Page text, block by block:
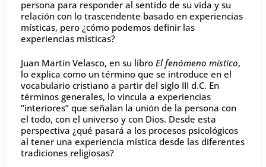
persona para responder al sentido de su vida y su
relación con lo trascendente basado en experiencias
místicas, pero ¿cómo podemos definir las
experiencias místicas?
Juan Martín Velasco, en su libro El fenómeno místico,
lo explica como un término que se introduce en el
vocabulario cristiano a partir del siglo III d.C. En
términos generales, lo vincula a experiencias
“interiores” que señalan la unión de la persona con
el todo, con el universo y con Dios. Desde esta
perspectiva ¿qué pasará a los procesos psicológicos
al tener una experiencia mística desde las diferentes
tradiciones religiosas?